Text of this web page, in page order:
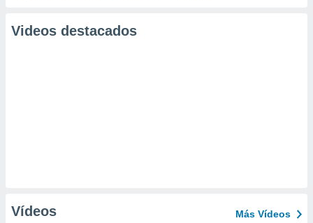
Videos destacados
Vídeos Más Vídeos